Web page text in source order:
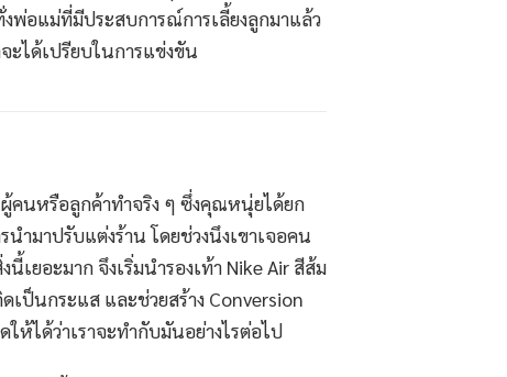
พ่อแม่ที่มีประสบการณ์การเลี้ยงลูกมาแล้ว
ะได้เปรียบในการแข่งขัน
คนหรือลูกค้าทำจริง ๆ ซึ่งคุณหนุ่ยได้ยก
ำมาปรับแต่งร้าน โดยช่วงนึงเขาเจอคน
เยอะมาก จึงเริ่มนำรองเท้า Nike Air สีส้ม
ป็นกระแส และช่วยสร้าง Conversion
ห้ได้ว่าเราจะทำกับมันอย่างไรต่อไป